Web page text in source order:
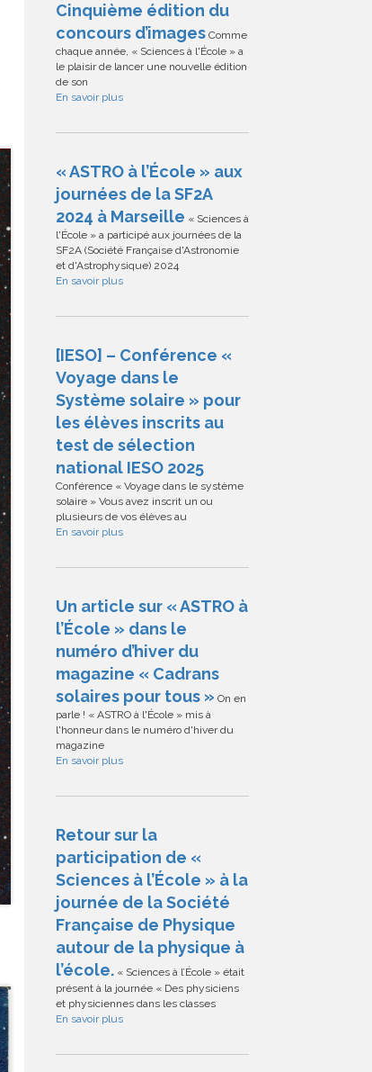
Cinquième édition du
concours d’images Comme
chaque année, « Sciences à l'École » a
le plaisir de lancer une nouvelle édition
de son
En savoir plus
« ASTRO à l’École » aux
journées de la SF2A
2024 à Marseille « Sciences à
l'École » a participé aux journées de la
SF2A (Société Française d'Astronomie
et d'Astrophysique) 2024
En savoir plus
[IESO] – Conférence «
Voyage dans le
Système solaire » pour
les élèves inscrits au
test de sélection
national IESO 2025
Conférence « Voyage dans le système
solaire » Vous avez inscrit un ou
plusieurs de vos élèves au
En savoir plus
Un article sur « ASTRO à
l’École » dans le
numéro d’hiver du
magazine « Cadrans
solaires pour tous » On en
parle ! « ASTRO à l'École » mis à
l'honneur dans le numéro d'hiver du
magazine
En savoir plus
Retour sur la
participation de «
Sciences à l’École » à la
journée de la Société
Française de Physique
autour de la physique à
l’école. « Sciences à l’École » était
présent à la journée « Des physiciens
et physiciennes dans les classes
En savoir plus